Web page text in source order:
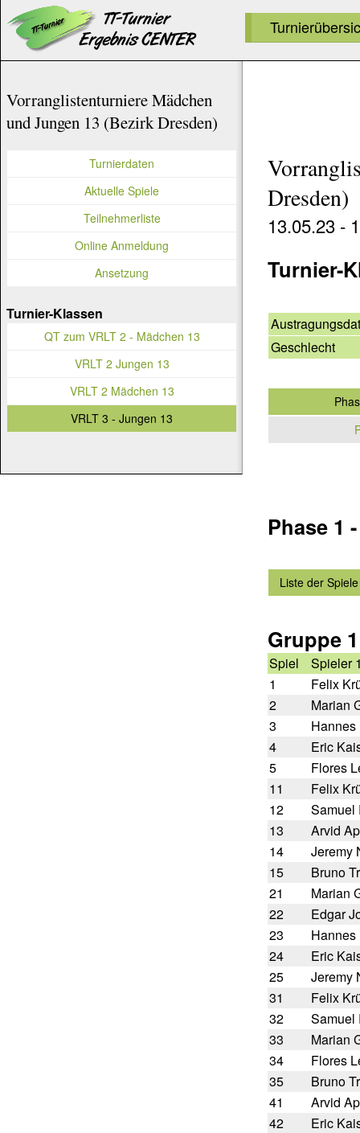
Dresden)
13.05.23 -
Turnier-
Geschlecht
Phase 1
Liste der Spiele
Gruppe 1
Spiel
Spieler
1
Felix
2
Marian
3
Hannes
4
Eric
5
Flores
11
Felix
12
Samuel
13
Arvid
14
Jeremy
15
Bruno
21
Marian
22
Edgar
23
Hannes
24
Eric
25
Jeremy
31
Felix
32
Samuel
33
Marian
34
Flores
35
Bruno
41
Arvid
42
Eric
Vorranglistenturniere Mädchen
und Jungen 13 (Bezirk Dresden)
Turnierdaten
Aktuelle Spiele
Teilnehmerliste
Online Anmeldung
Ansetzung
Turnier-Klassen
QT zum VRLT 2 - Mädchen 13
VRLT 2 Jungen 13
VRLT 2 Mädchen 13
VRLT 3 - Jungen 13